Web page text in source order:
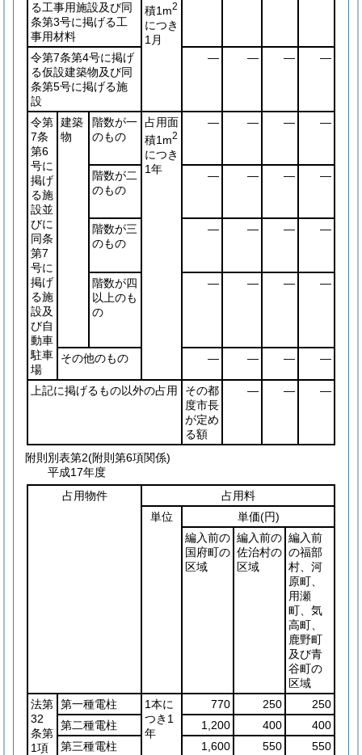
る工事用施設及び同
条第3号に掲げる工
事用材料
積1m2
につき
1月
令第7条第4号に掲げ
る仮設建築物及び同
条第5号に掲げる施
設
― ― ― ―
令第
7条
第6
号に
掲げ
る施
設並
びに
同条
第7
号に
掲げ
る施
設及
び自
動車
駐車
場
建築
物
階数が一
のもの
占用面
積1m2
につき
1年
― ― ― ―
階数が二
のもの
― ― ― ―
階数が三
のもの
― ― ― ―
階数が四
以上のも
の
― ― ― ―
その他のもの ― ― ― ―
上記に掲げるもの以外の占用
その都
度市長
が定め
る額
― ― ―
附則別表第2(附則第6項関係)
平成17年度
占用物件
占用料
単位
単価(円)
編入前の
国府町の
区域
編入前の
佐治村の
区域
編入前
の福部
村、河
原町、
用瀬
町、気
高町、
鹿野町
及び青
谷町の
区域
法第
32
条第
1項
第一種電柱
1本に
つき1
年
770 250
250
第二種電柱
1,200 400
400
第三種電柱
1,600 550
550